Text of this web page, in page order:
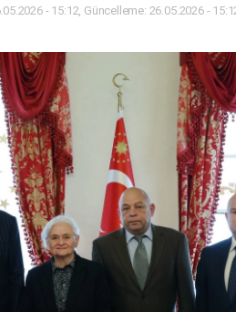
- 15:12, Güncelleme: 26.05.2026 -